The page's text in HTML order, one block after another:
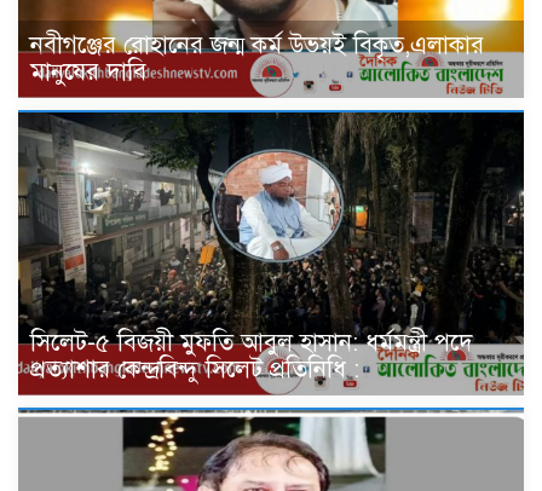
নবীগঞ্জের রোহানের জন্ম কর্ম উভয়ই বিকৃত,এলাকার
মানুষের দাবি
সিলেট-৫ বিজয়ী মুফতি আবুল হাসান: ধর্মমন্ত্রী পদে
প্রত্যাশার কেন্দ্রবিন্দু সিলেট প্রতিনিধি :